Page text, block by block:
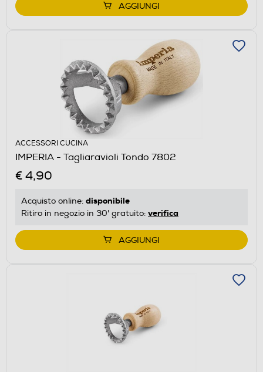
AGGIUNGI
ACCESSORI CUCINA
IMPERIA - Tagliaravioli Tondo 7802
€ 4,90
Acquisto online: disponibile
Ritiro in negozio in 30' gratuito: verifica
AGGIUNGI